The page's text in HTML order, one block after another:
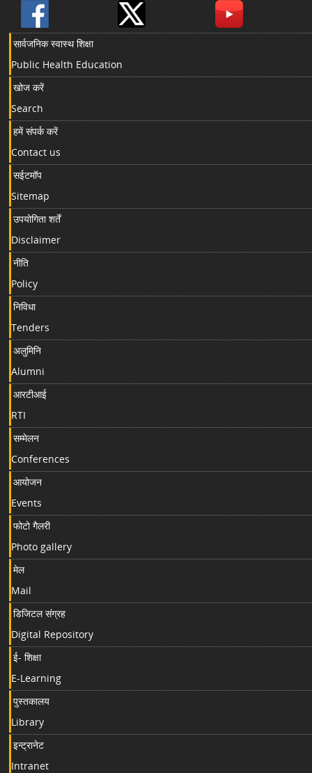
सार्वजनिक स्वास्थ शिक्षा
Public Health Education
खोज करें
Search
हमें संपर्क करें
Contact us
सईटमॉप
Sitemap
उपयोगिता शर्तें
Disclaimer
नीति
Policy
निविधा
Tenders
अलुमिनि
Alumni
आरटीआई
RTI
सम्मेलन
Conferences
आयोजन
Events
फोटो गैलरी
Photo gallery
मेल
Mail
डिजिटल संग्रह
Digital Repository
ई- शिक्षा
E-Learning
पुस्तकालय
Library
इन्ट्रानेट
Intranet